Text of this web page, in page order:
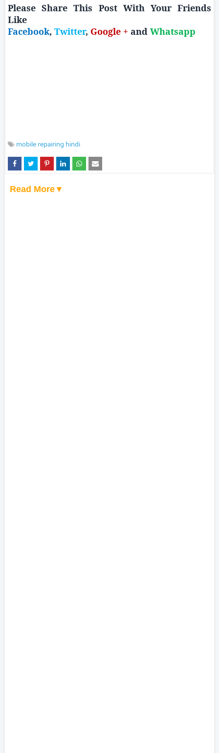
Please Share This Post WithYour Friends
Like
Facebook, Twitter, Google + and Whatsapp
mobile repairing hindi
Read More▼